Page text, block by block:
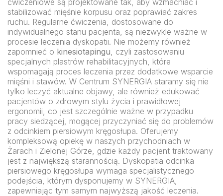
stabilizować mięśnie korpusu oraz poprawiać zakres
ruchu. Regularne ćwiczenia, dostosowane do
indywidualnego stanu pacjenta, są niezwykle ważne w
procesie leczenia dyskopatii. Nie możemy również
zapomnieć o kinesiotapingu , czyli zastosowaniu
specjalnych plastrów rehabilitacyjnych, które
wspomagają proces leczenia przez dodatkowe wsparcie
mięśni i stawów. W Centrum SYNERGIA staramy się nie
tylko leczyć aktualne objawy, ale również edukować
pacjentów o zdrowym stylu życia i prawidłowej
ergonomii, co jest szczególnie ważne w przypadku
pracy siedzącej, mogącej przyczyniać się do problemów
z odcinkiem piersiowym kręgosłupa. Oferujemy
kompleksową opiekę w naszych przychodniach w
Żarach i Zielonej Górze, gdzie każdy pacjent traktowany
jest z największą starannością. Dyskopatia odcinka
piersiowego kręgosłupa wymaga specjalistycznego
podejścia, którym dysponujemy w SYNERGIA,
zapewniając tym samym najwyższą jakość leczenia.